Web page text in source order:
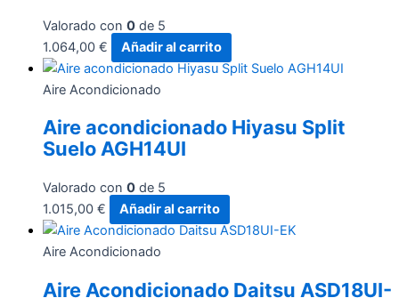
Valorado con 0 de 5
1.064,00 € Añadir al carrito
Aire Acondicionado
Aire acondicionado Hiyasu Split
Suelo AGH14UI
Valorado con 0 de 5
1.015,00 € Añadir al carrito
Aire Acondicionado
Aire Acondicionado Daitsu ASD18UI-